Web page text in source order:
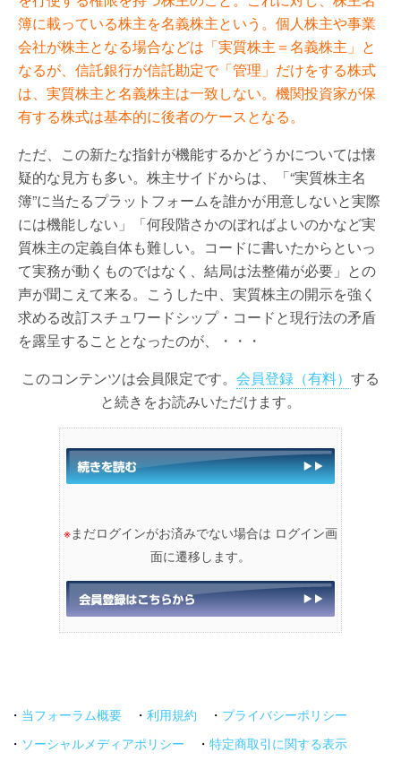
簿に載っている株主を名義株主という。個人株主や事業
会社が株主となる場合などは「実質株主＝名義株主」と
なるが、信託銀行が信託勘定で「管理」だけをする株式
は、実質株主と名義株主は一致しない。機関投資家が保
有する株式は基本的に後者のケースとなる。
ただ、この新たな指針が機能するかどうかについては懐
疑的な見方も多い。株主サイドからは、「“実質株主名
簿”に当たるプラットフォームを誰かが用意しないと実際
には機能しない」「何段階さかのぼればよいのかなど実
質株主の定義自体も難しい。コードに書いたからといっ
て実務が動くものではなく、結局は法整備が必要」との
声が聞こえて来る。こうした中、実質株主の開示を強く
求める改訂スチュワードシップ・コードと現行法の矛盾
を露呈することとなったのが、・・・
このコンテンツは会員限定です。 会員登録（有料） する
と続きをお読みいただけます。
※まだログインがお済みでない場合は ログイン画
面に遷移します。
・ 当フォーラム概要 ・ 利用規約 ・ プライバシーポリシー
・ ソーシャルメディアポリシー ・ 特定商取引に関する表示